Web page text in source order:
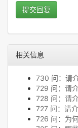
提交回复
相关信息
730 问：请
729 问：请
728 问：请
727 问：请
726 问：为